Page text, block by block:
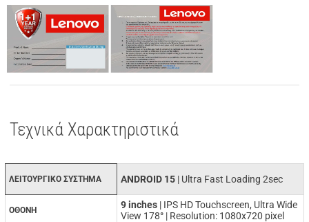
Τεχνικά Χαρακτηριστικά
ΛΕΙΤΟΥΡΓΙΚΟ ΣΥΣΤΗΜΑ ANDROID 15 | Ultra Fast Loading 2sec
ΟΘΟΝΗ 9 inches | IPS HD Touchscreen, Ultra Wide
View 178° | Resolution: 1080x720 pixel